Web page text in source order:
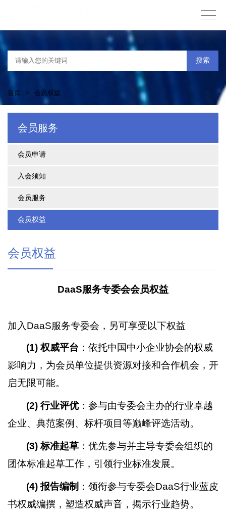
搜索
首页 > 会员权益
会员服务
会员申请
入会须知
会员服务
会员权益
会员权益
DaaS服务专委会会员权益
加入DaaS服务专委会，另可享受以下权益
(1)权威平台 ：依托中国中小企业协会的权威
影响力，为会员单位提供资源对接和合作机会，开
启无限可能。
(2) 行业评优：参与由专委会主办的行业卓越
企业、典范案例、标杆项目等巅峰评选活动。
(3)标准起草 ：优先参与并主导专委会组织的
团体标准起草工作，引领行业标准发展。
(4)报告编制 ：领衔参与专委会DaaS行业蓝皮
书权威编撰，塑造权威声音，揭示行业趋势。